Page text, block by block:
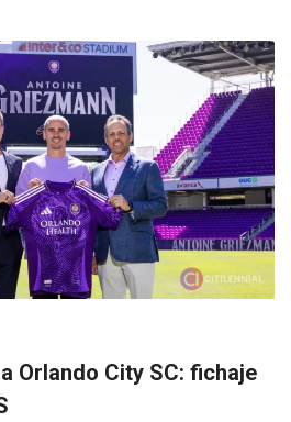
Orlando City SC: fichaje